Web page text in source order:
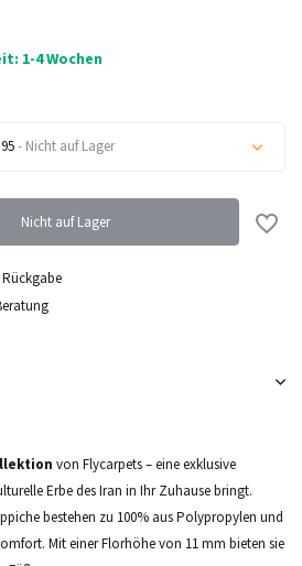
1-4 Wochen
- Nicht auf Lager
Nicht auf Lager
Nicht auf Lager
von Flycarpets – eine exklusive
Erbe des Iran in Ihr Zuhause bringt.
bestehen zu 100% aus Polypropylen und
Mit einer Florhöhe von 11 mm bieten sie